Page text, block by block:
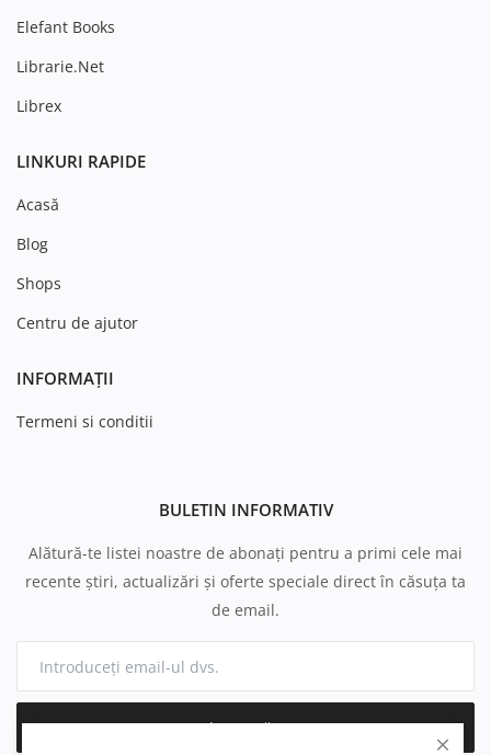
Elefant Books
Librarie.Net
Librex
LINKURI RAPIDE
Acasă
Blog
Shops
Centru de ajutor
INFORMAȚII
Termeni si conditii
BULETIN INFORMATIV
Alătură-te listei noastre de abonați pentru a primi cele mai
recente știri, actualizări și oferte speciale direct în căsuța ta
de email.
Abonează-te